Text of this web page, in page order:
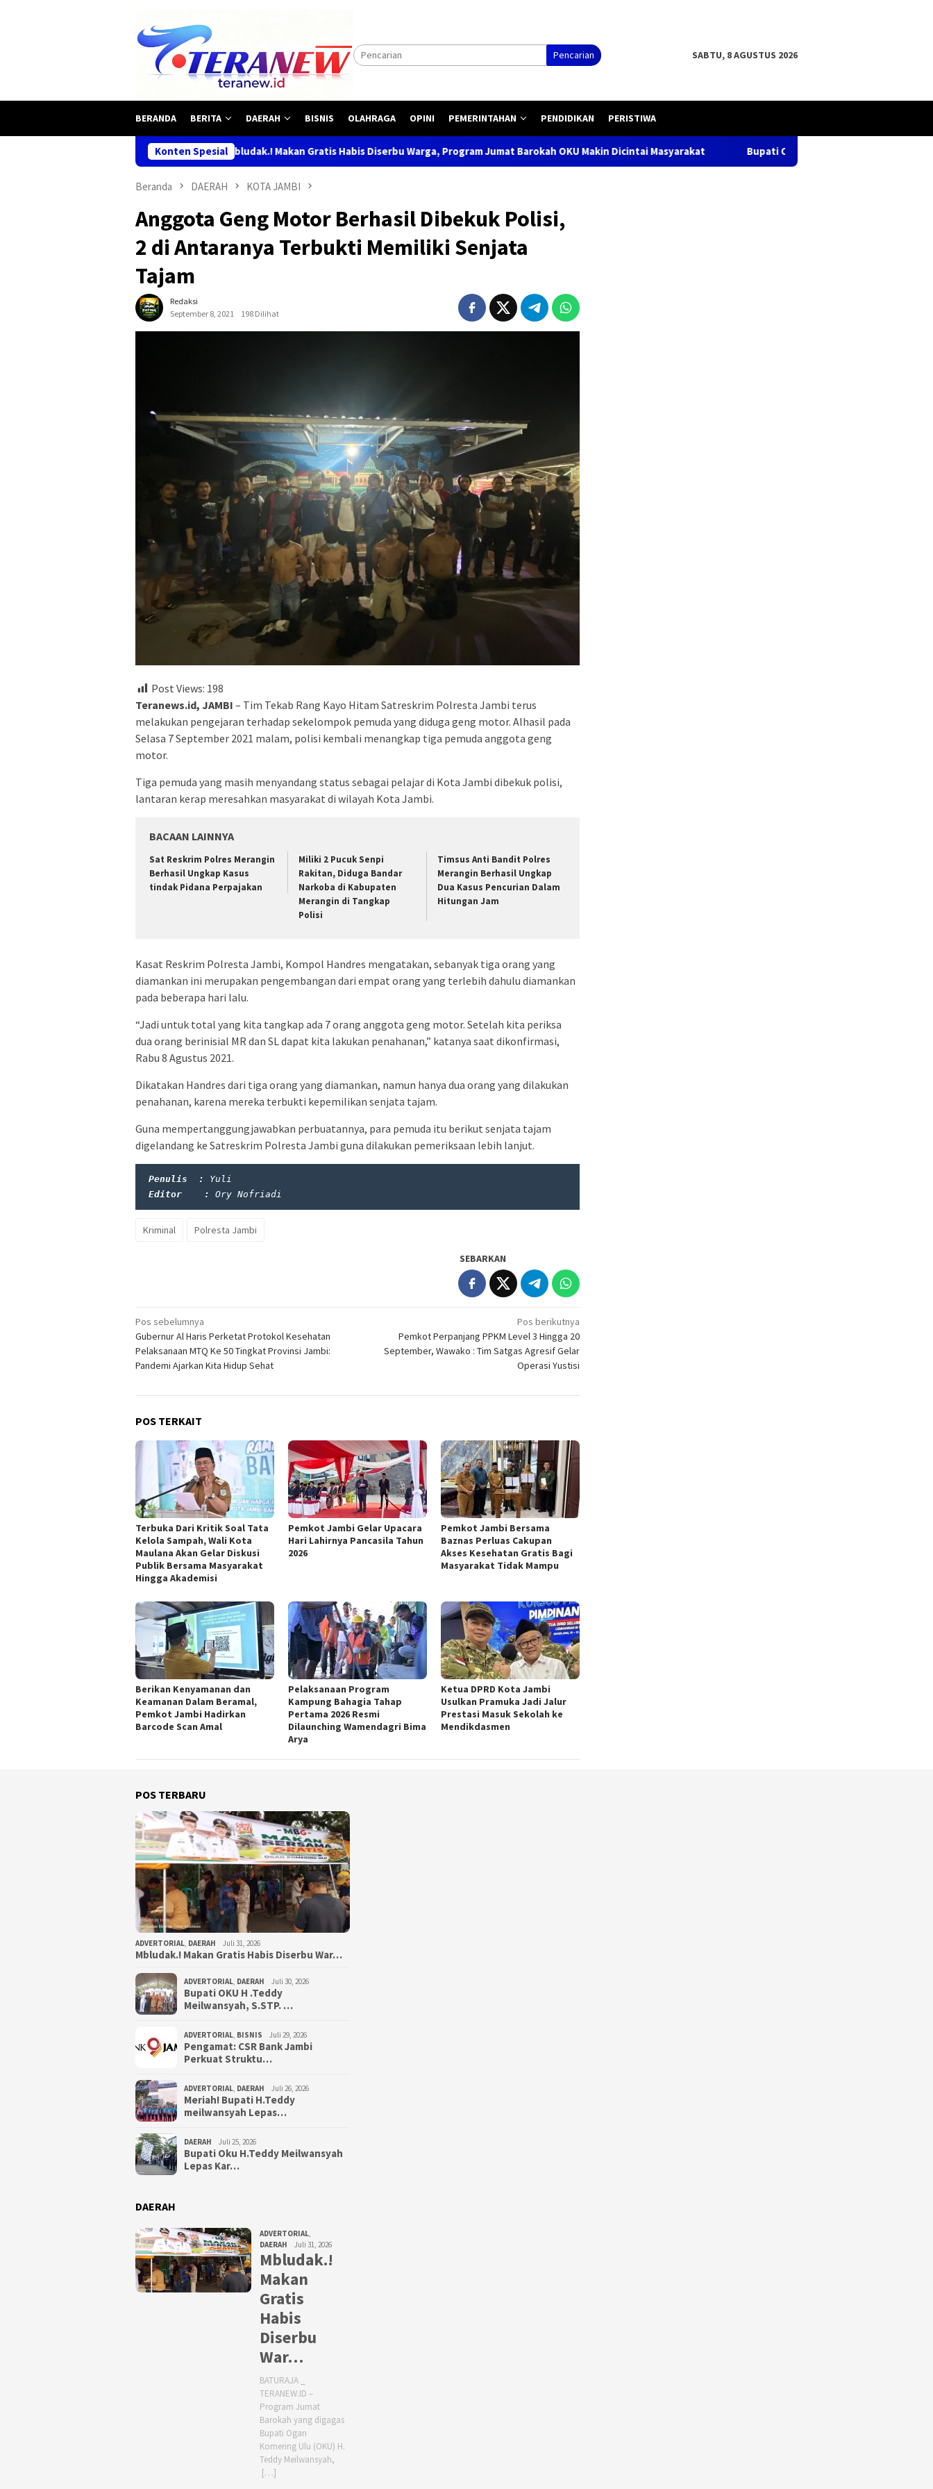
Pencarian
SABTU, 8 AGUSTUS 2026
BERANDA BERITA DAERAH BISNIS OLAHRAGA OPINI PEMERINTAHAN PENDIDIKAN PERISTIWA
Konten Spesial
Mbludak.! Makan Gratis Habis Diserbu Warga, Program Jumat Barokah OKU Makin Dicintai Masyarakat Bupati OKU H .Teddy Meilwansyah, S.STP. M.M.,
Beranda DAERAH KOTA JAMBI
Anggota Geng Motor Berhasil Dibekuk Polisi,
2 di Antaranya Terbukti Memiliki Senjata
Tajam
Redaksi
September 8, 2021
198 Dilihat
Post Views: 198
Teranews.id, JAMBI – Tim Tekab Rang Kayo Hitam Satreskrim Polresta Jambi terus
melakukan pengejaran terhadap sekelompok pemuda yang diduga geng motor. Alhasil pada
Selasa 7 September 2021 malam, polisi kembali menangkap tiga pemuda anggota geng
motor.
Tiga pemuda yang masih menyandang status sebagai pelajar di Kota Jambi dibekuk polisi,
lantaran kerap meresahkan masyarakat di wilayah Kota Jambi.
BACAAN LAINNYA
Sat Reskrim Polres Merangin
Berhasil Ungkap Kasus
tindak Pidana Perpajakan
Miliki 2 Pucuk Senpi
Rakitan, Diduga Bandar
Narkoba di Kabupaten
Merangin di Tangkap
Polisi
Timsus Anti Bandit Polres
Merangin Berhasil Ungkap
Dua Kasus Pencurian Dalam
Hitungan Jam
Kasat Reskrim Polresta Jambi, Kompol Handres mengatakan, sebanyak tiga orang yang
diamankan ini merupakan pengembangan dari empat orang yang terlebih dahulu diamankan
pada beberapa hari lalu.
“Jadi untuk total yang kita tangkap ada 7 orang anggota geng motor. Setelah kita periksa
dua orang berinisial MR dan SL dapat kita lakukan penahanan,” katanya saat dikonfirmasi,
Rabu 8 Agustus 2021.
Dikatakan Handres dari tiga orang yang diamankan, namun hanya dua orang yang dilakukan
penahanan, karena mereka terbukti kepemilikan senjata tajam.
Guna mempertanggungjawabkan perbuatannya, para pemuda itu berikut senjata tajam
digelandang ke Satreskrim Polresta Jambi guna dilakukan pemeriksaan lebih lanjut.
Penulis  : Yuli
Editor    : Ory Nofriadi
Kriminal Polresta Jambi
SEBARKAN
Navigasi
pos
Pos sebelumnya
Gubernur Al Haris Perketat Protokol Kesehatan
Pelaksanaan MTQ Ke 50 Tingkat Provinsi Jambi:
Pandemi Ajarkan Kita Hidup Sehat
Pos berikutnya
Pemkot Perpanjang PPKM Level 3 Hingga 20
September, Wawako : Tim Satgas Agresif Gelar
Operasi Yustisi
POS TERKAIT
Terbuka Dari Kritik Soal Tata
Kelola Sampah, Wali Kota
Maulana Akan Gelar Diskusi
Publik Bersama Masyarakat
Hingga Akademisi
Pemkot Jambi Gelar Upacara
Hari Lahirnya Pancasila Tahun
2026
Pemkot Jambi Bersama
Baznas Perluas Cakupan
Akses Kesehatan Gratis Bagi
Masyarakat Tidak Mampu
Berikan Kenyamanan dan
Keamanan Dalam Beramal,
Pemkot Jambi Hadirkan
Barcode Scan Amal
Pelaksanaan Program
Kampung Bahagia Tahap
Pertama 2026 Resmi
Dilaunching Wamendagri Bima
Arya
Ketua DPRD Kota Jambi
Usulkan Pramuka Jadi Jalur
Prestasi Masuk Sekolah ke
Mendikdasmen
POS TERBARU
ADVERTORIAL DAERAH Juli 31, 2026
Mbludak.! Makan Gratis Habis Diserbu War…
ADVERTORIAL DAERAH Juli 30, 2026
Bupati OKU H .Teddy
Meilwansyah, S.STP. …
ADVERTORIAL BISNIS Juli 29, 2026
Pengamat: CSR Bank Jambi
Perkuat Struktu…
ADVERTORIAL DAERAH Juli 26, 2026
Meriah! Bupati H.Teddy
meilwansyah Lepas…
DAERAH Juli 25, 2026
Bupati Oku H.Teddy Meilwansyah
Lepas Kar…
DAERAH
ADVERTORIAL,
DAERAH
Juli 31, 2026
Mbludak.!
Makan
Gratis
Habis
Diserbu
War…
BATURAJA _
TERANEW.ID –
Program Jumat
Barokah yang digagas
Bupati Ogan
Komering Ulu (OKU) H.
Teddy Meilwansyah,
[…]